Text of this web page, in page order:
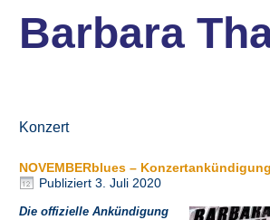
Barbara
Konzert
NOVEMBERblues – Konzertankündigung
Publiziert 3. Juli 2020
Die offizielle Ankündigung